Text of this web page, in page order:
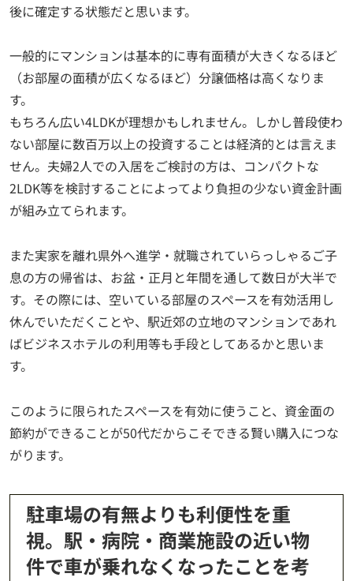
後に確定する状態だと思います。
一般的にマンションは基本的に専有面積が大きくなるほど
（お部屋の面積が広くなるほど）分譲価格は高くなりま
す。
もちろん広い4LDKが理想かもしれません。しかし普段使わ
ない部屋に数百万以上の投資することは経済的とは言えま
せん。夫婦2人での入居をご検討の方は、コンパクトな
2LDK等を検討することによってより負担の少ない資金計画
が組み立てられます。
また実家を離れ県外へ進学・就職されていらっしゃるご子
息の方の帰省は、お盆・正月と年間を通して数日が大半で
す。その際には、空いている部屋のスペースを有効活用し
休んでいただくことや、駅近郊の立地のマンションであれ
ばビジネスホテルの利用等も手段としてあるかと思いま
す。
このように限られたスペースを有効に使うこと、資金面の
節約ができることが50代だからこそできる賢い購入につな
がります。
駐車場の有無よりも利便性を重
視。駅・病院・商業施設の近い物
件で車が乗れなくなったことを考